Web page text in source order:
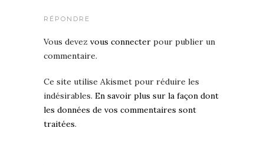
RÉPONDRE
Vous devez vous connecter pour publier un
commentaire.
Ce site utilise Akismet pour réduire les
indésirables. En savoir plus sur la façon dont
les données de vos commentaires sont
traitées.